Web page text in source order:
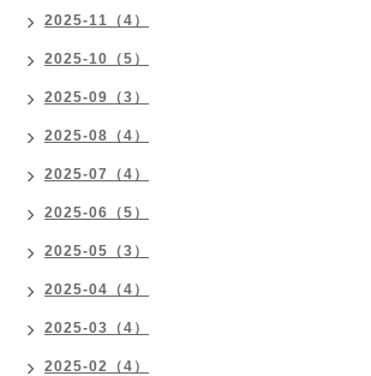
2025-11（4）
2025-10（5）
2025-09（3）
2025-08（4）
2025-07（4）
2025-06（5）
2025-05（3）
2025-04（4）
2025-03（4）
2025-02（4）